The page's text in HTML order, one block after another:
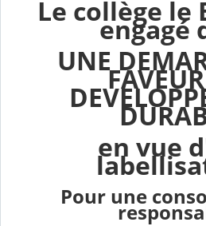
Le collège le
engagé
UNE
en vue
Pour une